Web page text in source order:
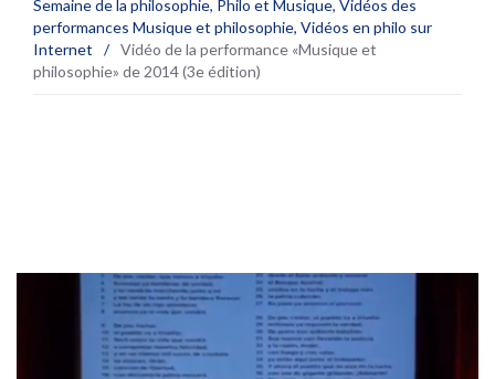
Semaine de la philosophie, Philo et Musique, Vidéos des
performances Musique et philosophie, Vidéos en philo sur
Internet
/ Vidéo de la performance «Musique et
philosophie» de 2014 (3e édition)